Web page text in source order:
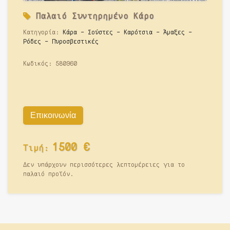
Παλαιό Συντηρημένο Κάρο
Κατηγορία: Κάρα - Σούστες - Καρότσια - Άμαξες -
Ρόδες - Πυροσβεστικές
Κωδικός: 580960
Επικοινωνία
Τιμή: 1500€
Δεν υπάρχουν περισσότερες λεπτομέρειες για το
παλαιό προϊόν.